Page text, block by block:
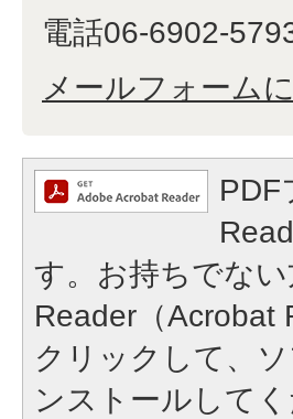
電話06-6902-
メールフォーム
PDF
す。お持ちでな
Reader（Acrobat
クリックして、
ンストールしてく